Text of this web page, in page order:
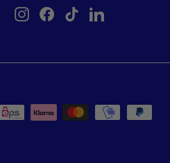
InstagramFacebookTikTokLinkedIn